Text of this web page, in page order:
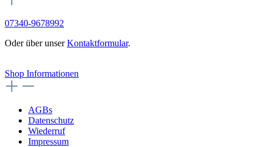
07340-9678992
Oder über unserKontaktformular.
Shop Informationen
AGBs
Datenschutz
Wiederruf
Impressum